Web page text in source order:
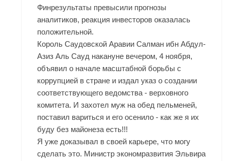
Финрезультаты превысили прогнозы
аналитиков, реакция инвесторов оказалась
положительной.
Король Саудовской Аравии Салман ибн Абдул-
Азиз Аль Сауд накануне вечером, 4 ноября,
объявил о начале масштабной борьбы с
коррупцией в стране и издал указ о создании
соответствующего ведомства - верховного
комитета. И захотел муж на обед пельменей,
поставил вариться и его осенило - как же я их
буду без майонеза есть!!!
Я уже доказывал в своей карьере, что могу
сделать это. Министр экономразвития Эльвира